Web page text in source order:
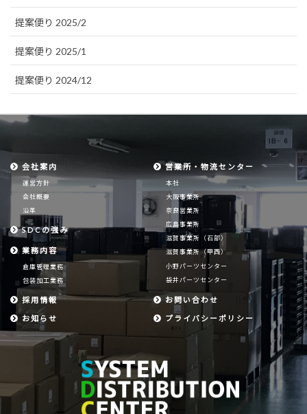
提案便り 2025/2
提案便り 2025/1
提案便り 2024/12
会社案内
運営方針
会社概要
沿革
SDCの強み
業務内容
倉庫管理業務
包装加工業務
営業所・物流センター
本社
大阪事業所
奈良営業所
広島事業所
滋賀事業所（石部）
滋賀事業所（甲西）
小野パーツセンター
袋井パーツセンター
採用情報 お問い合わせ
お知らせ プライバシーポリシー